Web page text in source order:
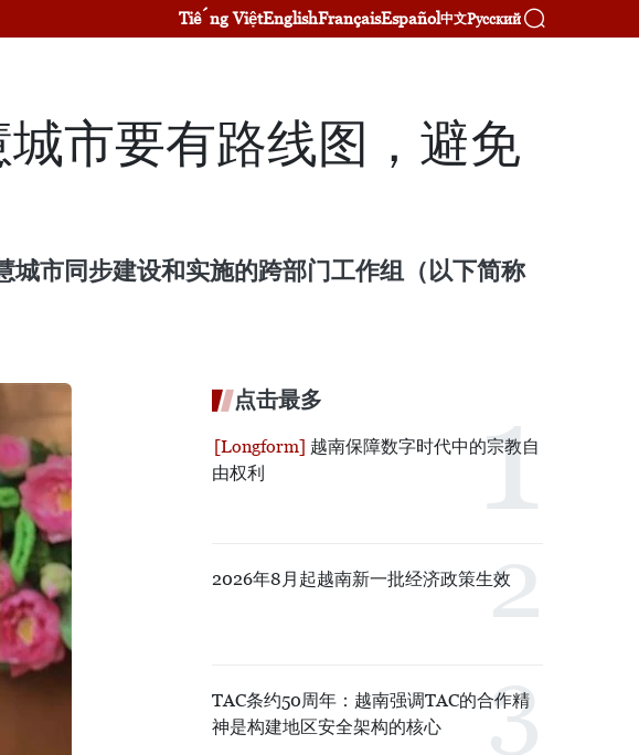
Tiếng ViệtEnglishFrançaisEspañol中文Русский
市要有路线图，避免
城市同步建设和实施的跨部门工作组（以下简称
点击最多
越南保障数字时代中的宗教自
由权利
2026年8月起越南新一批经济政策生效
TAC条约50周年：越南强调TAC的合作精
神是构建地区安全架构的核心